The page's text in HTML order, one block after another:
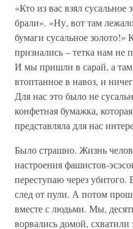
«Кто из вас взял
брали». «Ну, вот там
бумаги сусальное золото!»
признались – тетка нам не
И мы пришли в сарай, а там
втоптанное в навоз, и
Для нас это было не
конфетная бумажка,
представляла для нас
Было страшно. Жизнь
настроения фашистов-
переступаю через убитого.
след от пули. А потом
вместе с людьми. Мы,
ворвались домой, схватили